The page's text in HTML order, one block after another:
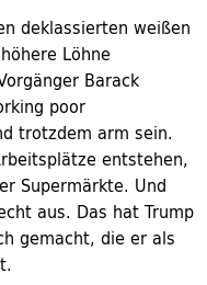
deklassierten weißen
Löhne
Barack
poor
trotzdem arm sein.
entstehen,
Supermärkte. Und
aus. Das hat Trump
gemacht, die er als